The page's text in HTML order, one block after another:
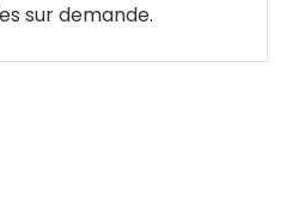
sur demande.